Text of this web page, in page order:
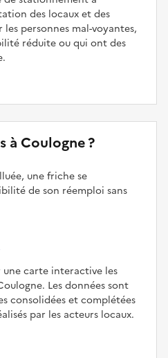
des locaux et des
personnes mal-voyantes,
réduite ou qui ont des
à Coulogne ?
une friche se
de son réemploi sans
carte interactive les
Les données sont
consolidées et complétées
par les acteurs locaux.